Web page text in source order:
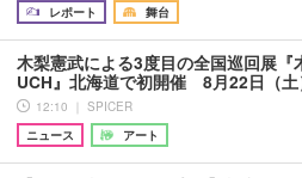
レポート
舞台
木梨憲武による3度目の全国巡回展『
UCH』北海道で初開催 8月22日（
12:10 ｜ SPICER
ニュース
アート